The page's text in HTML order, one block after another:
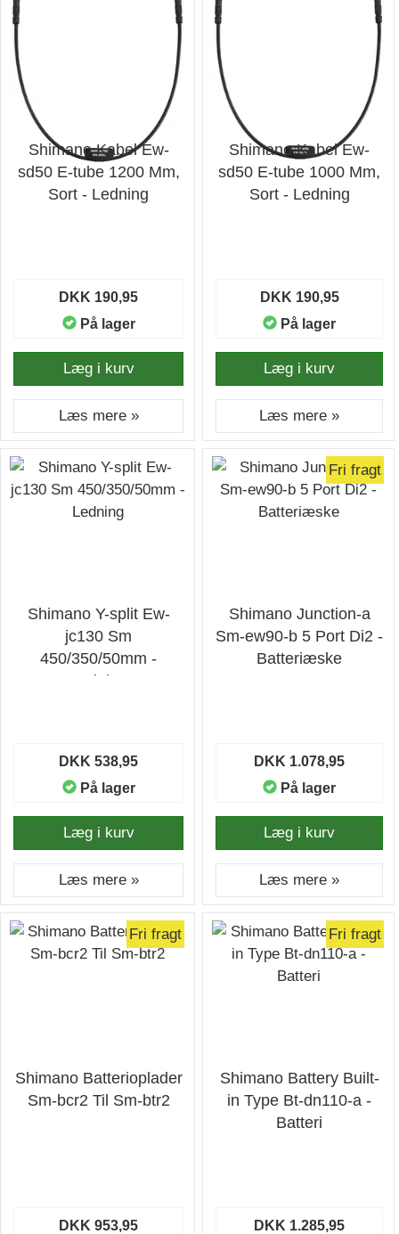
Shimano Kabel Ew-
sd50 E-tube 1200 Mm,
Sort - Ledning
DKK 190,95
På lager
Læg i kurv
Læs mere »
Shimano Kabel Ew-
sd50 E-tube 1000 Mm,
Sort - Ledning
DKK 190,95
På lager
Læg i kurv
Læs mere »
Shimano Y-split Ew-
jc130 Sm
450/350/50mm -
Ledning
DKK 538,95
På lager
Læg i kurv
Læs mere »
Fri fragt
Shimano Junction-a
Sm-ew90-b 5 Port Di2 -
Batteriæske
DKK 1.078,95
På lager
Læg i kurv
Læs mere »
Fri fragt
Shimano Batterioplader
Sm-bcr2 Til Sm-btr2
DKK 953,95
Fri fragt
Shimano Battery Built-
in Type Bt-dn110-a -
Batteri
DKK 1.285,95